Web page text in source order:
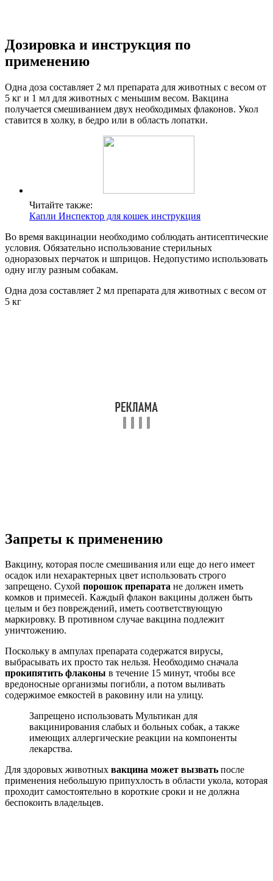
Дозировка и инструкция по
применению
Одна доза составляет 2 мл препарата для животных с весом от
5 кг и 1 мл для животных с меньшим весом. Вакцина
получается смешиванием двух необходимых флаконов. Укол
ставится в холку, в бедро или в область лопатки.
Читайте также:
Капли Инспектор для кошек инструкция
Во время вакцинации необходимо соблюдать антисептические
условия. Обязательно использование стерильных
одноразовых перчаток и шприцов. Недопустимо использовать
одну иглу разным собакам.
Одна доза составляет 2 мл препарата для животных с весом от
5 кг
Запреты к применению
Вакцину, которая после смешивания или еще до него имеет
осадок или нехарактерных цвет использовать строго
запрещено. Сухой порошок препарата не должен иметь
комков и примесей. Каждый флакон вакцины должен быть
целым и без повреждений, иметь соответствующую
маркировку. В противном случае вакцина подлежит
уничтожению.
Поскольку в ампулах препарата содержатся вирусы,
выбрасывать их просто так нельзя. Необходимо сначала
прокипятить флаконы в течение 15 минут, чтобы все
вредоносные организмы погибли, а потом выливать
содержимое емкостей в раковину или на улицу.
Запрещено использовать Мультикан для
вакцинирования слабых и больных собак, а также
имеющих аллергические реакции на компоненты
лекарства.
Для здоровых животных вакцина может вызвать после
применения небольшую припухлость в области укола, которая
проходит самостоятельно в короткие сроки и не должна
беспокоить владельцев.